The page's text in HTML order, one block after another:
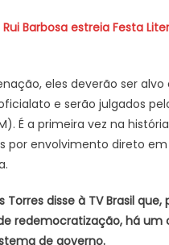
Barbosa estreia Festa
eles deverão ser alvo
e serão julgados
É a primeira vez na
por envolvimento direto
disse à TV Brasil que,
redemocratização, há um
de governo.